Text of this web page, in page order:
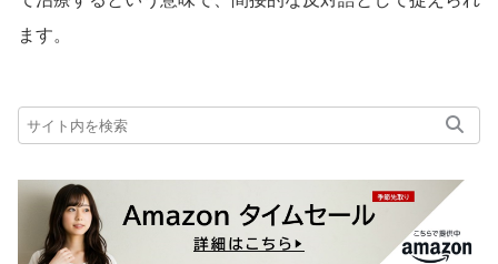
ます。